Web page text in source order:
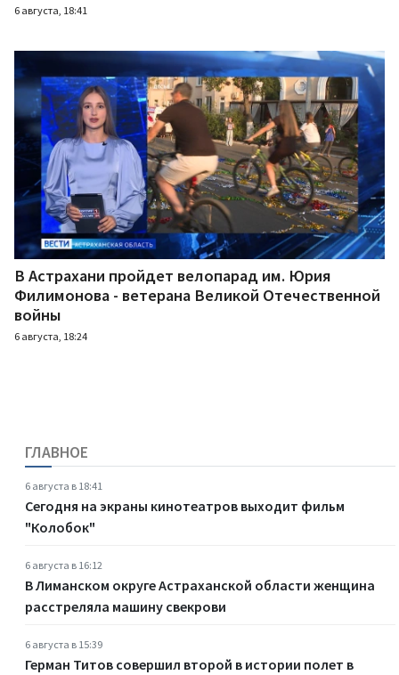
6 августа, 18:41
В Астрахани пройдет велопарад им. Юрия
Филимонова - ветерана Великой Отечественной
войны
6 августа, 18:24
ГЛАВНОЕ
6 августа в 18:41
Сегодня на экраны кинотеатров выходит фильм
"Колобок"
6 августа в 16:12
В Лиманском округе Астраханской области женщина
расстреляла машину свекрови
6 августа в 15:39
Герман Титов совершил второй в истории полет в